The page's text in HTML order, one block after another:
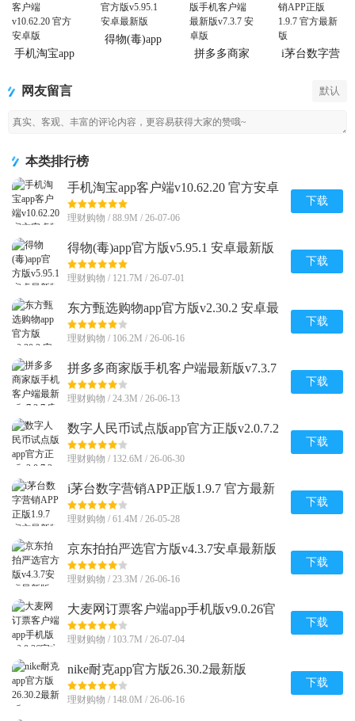
手机淘宝app
得物(毒)app
拼多多商家
i茅台数字营
网友留言 默认
本类排行榜
手机淘宝app客户端v10.62.20 官方安卓
版
理财购物 / 88.9M / 26-07-06
下载
得物(毒)app官方版v5.95.1 安卓最新版
理财购物 / 121.7M / 26-07-01
下载
东方甄选购物app官方版v2.30.2 安卓最
新版
理财购物 / 106.2M / 26-06-16
下载
拼多多商家版手机客户端最新版v7.3.7
安卓版
理财购物 / 24.3M / 26-06-13
下载
数字人民币试点版app官方正版v2.0.7.2
安卓版
理财购物 / 132.6M / 26-06-30
下载
i茅台数字营销APP正版1.9.7 官方最新
版
理财购物 / 61.4M / 26-05-28
下载
京东拍拍严选官方版v4.3.7安卓最新版
理财购物 / 23.3M / 26-06-16
下载
大麦网订票客户端app手机版v9.0.26官
方正版
理财购物 / 103.7M / 26-07-04
下载
nike耐克app官方版26.30.2最新版
理财购物 / 148.0M / 26-06-16
下载